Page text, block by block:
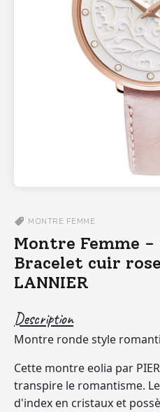
MONTRE FEMME
Montre Femme
Bracelet cuir
LANNIER
Description
Montre ronde style
Cette montre eolia par
transpire le romantisme.
d'index en cristaux et